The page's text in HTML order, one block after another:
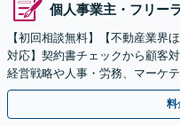
個人事業主・フリー
【初回相談無料】【不動産業界
対応】契約書チェックから顧客
経営戦略や人事・労務、マーケ
営全般のサポートをご提供【休
料